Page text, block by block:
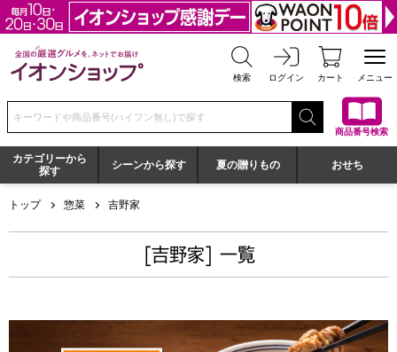
全国の厳選グルメを、ネットでお届け イオンショップ
検索 ログイン カート メニュー
検索キーワードまたは商品番号を入力してください
商品番号検索
カテゴリーから
探す
シーンから探す 夏の贈りもの おせち
トップ 惣菜 吉野家
[吉野家] 一覧